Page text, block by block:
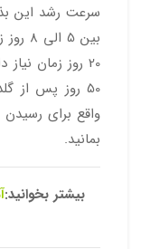
سرعت رشد این
بین
50 روز پس از
بمانید.
بیشتر بخوانید: